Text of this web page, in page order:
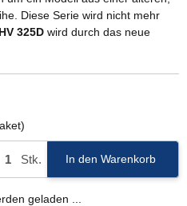
Diese Serie wird nicht mehr
HV 325D wird durch das neue
Stk. In den Warenkorb
geladen ...